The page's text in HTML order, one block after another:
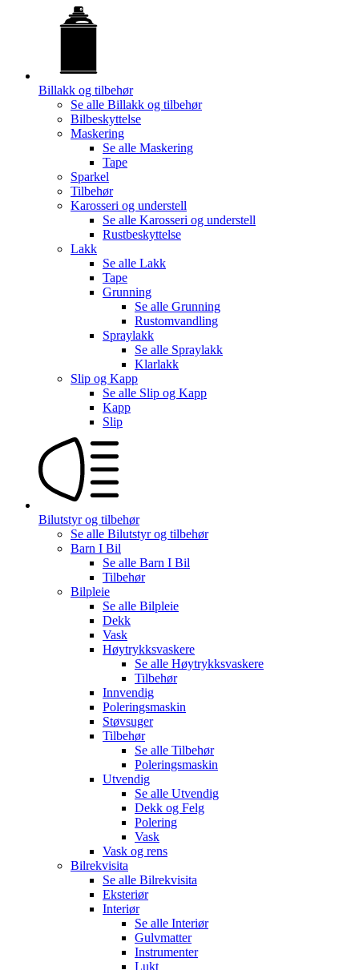
Billakk og tilbehør
Se alle Billakk og tilbehør
Bilbeskyttelse
Maskering
Se alle Maskering
Tape
Sparkel
Tilbehør
Karosseri og understell
Se alle Karosseri og understell
Rustbeskyttelse
Lakk
Se alle Lakk
Tape
Grunning
Se alle Grunning
Rustomvandling
Spraylakk
Se alle Spraylakk
Klarlakk
Slip og Kapp
Se alle Slip og Kapp
Kapp
Slip
Bilutstyr og tilbehør
Se alle Bilutstyr og tilbehør
Barn I Bil
Se alle Barn I Bil
Tilbehør
Bilpleie
Se alle Bilpleie
Dekk
Vask
Høytrykksvaskere
Se alle Høytrykksvaskere
Tilbehør
Innvendig
Poleringsmaskin
Støvsuger
Tilbehør
Se alle Tilbehør
Poleringsmaskin
Utvendig
Se alle Utvendig
Dekk og Felg
Polering
Vask
Vask og rens
Bilrekvisita
Se alle Bilrekvisita
Eksteriør
Interiør
Se alle Interiør
Gulvmatter
Instrumenter
Lukt